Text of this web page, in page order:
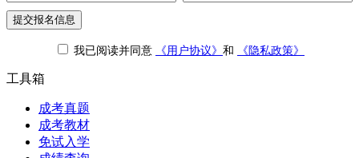
提交报名信息
我已阅读并同意 《用户协议》 和 《隐私政策》
工具箱
成考真题
成考教材
免试入学